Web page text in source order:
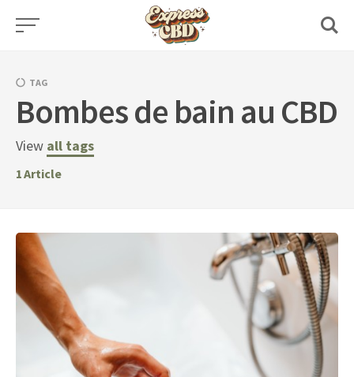
Skip
TAG
Bombes de bain au CBD
View all tags
1Article